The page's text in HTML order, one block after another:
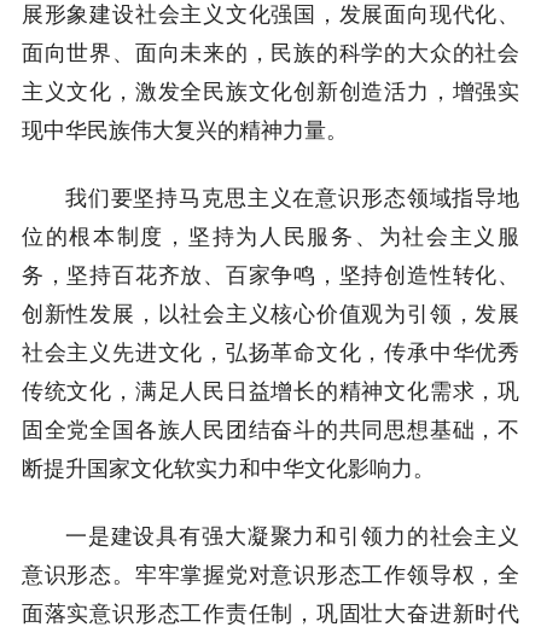
展形象建设社会主义文化强国，发展面向现代化、
面向世界、面向未来的，民族的科学的大众的社会
主义文化，激发全民族文化创新创造活力，增强实
现中华民族伟大复兴的精神力量。
我们要坚持马克思主义在意识形态领域指导地
位的根本制度，坚持为人民服务、为社会主义服
务，坚持百花齐放、百家争鸣，坚持创造性转化、
创新性发展，以社会主义核心价值观为引领，发展
社会主义先进文化，弘扬革命文化，传承中华优秀
传统文化，满足人民日益增长的精神文化需求，巩
固全党全国各族人民团结奋斗的共同思想基础，不
断提升国家文化软实力和中华文化影响力。
一是建设具有强大凝聚力和引领力的社会主义
意识形态。牢牢掌握党对意识形态工作领导权，全
面落实意识形态工作责任制，巩固壮大奋进新时代